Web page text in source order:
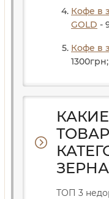
Кофе в
GOLD -
Кофе в
1300грн;
ТОП 3